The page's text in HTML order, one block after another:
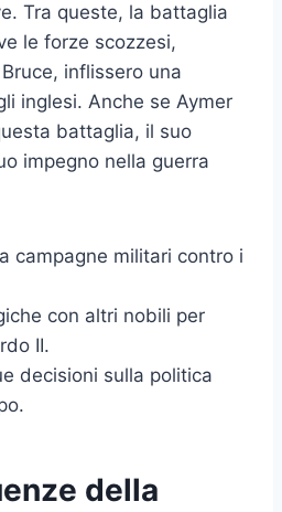
Tra queste, la battaglia
le forze scozzesi,
inflissero una
inglesi. Anche se Aymer
battaglia, il suo
impegno nella guerra
campagne militari contro i
con altri nobili per
II.
decisioni sulla politica
della